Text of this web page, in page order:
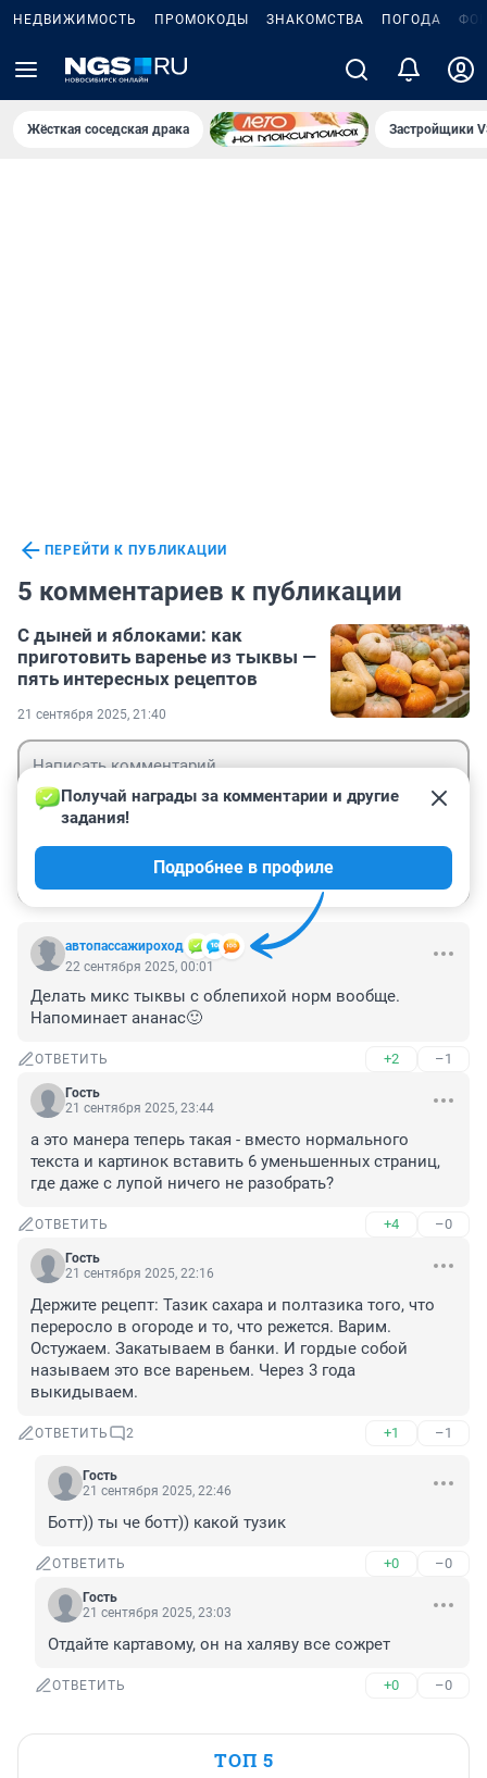
НЕДВИЖИМОСТЬ ПРОМОКОДЫ ЗНАКОМСТВА ПОГОДА
Жёсткая соседская драка Застройщики
ПЕРЕЙТИ К ПУБЛИКАЦИИ
5 комментариев к публикации
С дыней и яблоками: как
приготовить варенье из тыквы —
пять интересных рецептов
21 сентября 2025, 21:40
автопассажироход
Получай награды за комментарии и другие
задания!
Подробнее в профиле
22 сентября 2025, 00:01
Делать микс тыквы с облепихой норм вообще.
Напоминает ананас🙂
ОТВЕТИТЬ +2 –1
Гость
21 сентября 2025, 23:44
а это манера теперь такая - вместо нормального
текста и картинок вставить 6 уменьшенных страниц,
где даже с лупой ничего не разобрать?
ОТВЕТИТЬ +4 –0
Гость
21 сентября 2025, 22:16
Держите рецепт: Тазик сахара и полтазика того, что
переросло в огороде и то, что режется. Варим.
Остужаем. Закатываем в банки. И гордые собой
называем это все вареньем. Через 3 года
выкидываем.
ОТВЕТИТЬ 2 +1 –1
Гость
21 сентября 2025, 22:46
Ботт)) ты че ботт)) какой тузик
ОТВЕТИТЬ +0 –0
Гость
21 сентября 2025, 23:03
Отдайте картавому, он на халяву все сожрет
ОТВЕТИТЬ +0 –0
ТОП 5